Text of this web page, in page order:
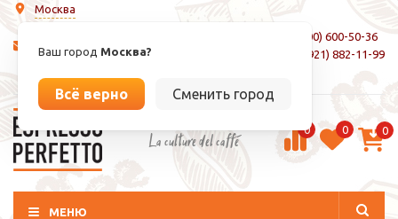
Москва
Ваш город Москва?
Всё верно Сменить город
info@espressoperfetto.ru
8 (800) 600-50-36
+7 (921) 882-11-99
La culture del caffé 0 0 0
МЕНЮ